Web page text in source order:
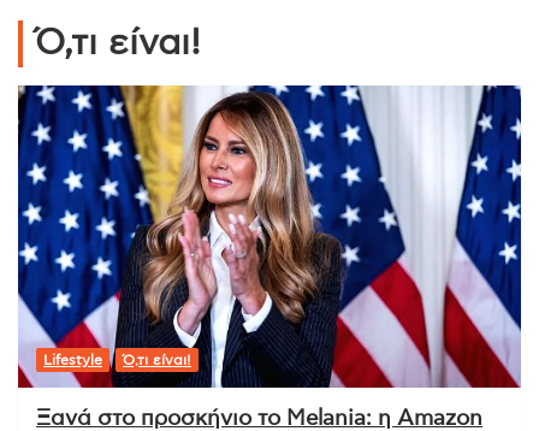
Ό,τι είναι!
Lifestyle Ό,τι είναι!
Ξανά στο προσκήνιο το Melania: η Amazon